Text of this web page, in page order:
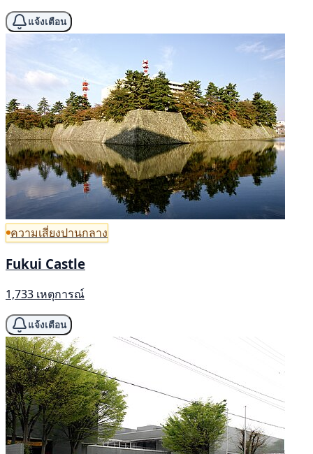
แจ้งเตือน
ความเสี่ยงปานกลาง
Fukui Castle
1,733 เหตุการณ์
แจ้งเตือน